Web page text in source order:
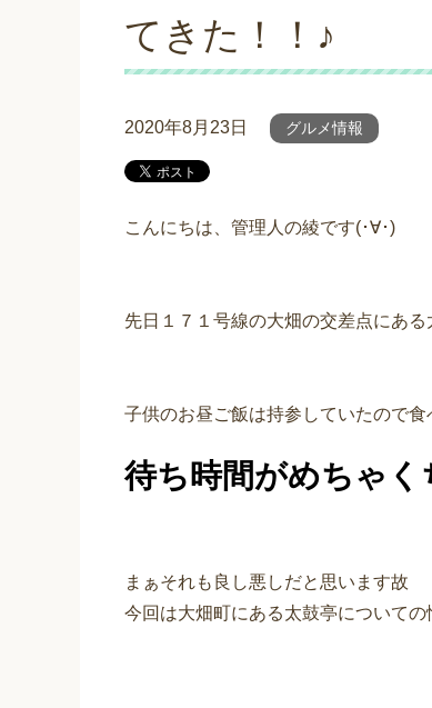
てきた！！♪
2020年8月23日 グルメ情報
こんにちは、管理人の綾です(･∀･)
先日１７１号線の大畑の交差点にあ
子供のお昼ご飯は持参していたので
待ち時間がめちゃく
まぁそれも良し悪しだと思います故